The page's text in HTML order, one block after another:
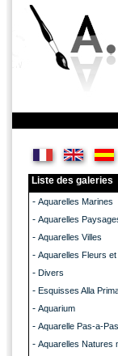
Liste des galeries
- Aquarelles Marines
- Aquarelles
- Aquarelles Villes
- Aquarelles Fleurs et
- Divers
- Esquisses Alla
- Aquarium
- Aquarelle Pas-a-Pas
- Aquarelles Natures